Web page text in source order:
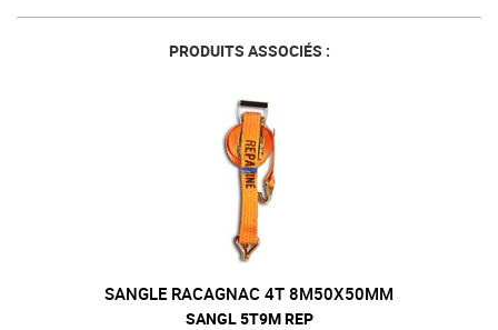
PRODUITS ASSOCIÉS :
SANGLE RACAGNAC 4T 8M50X50MM
SANGL 5T9M REP